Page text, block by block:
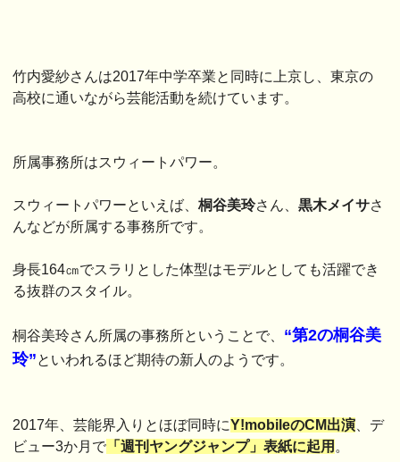
竹内愛紗さんは2017年中学卒業と同時に上京し、東京の
高校に通いながら芸能活動を続けています。
所属事務所はスウィートパワー。
スウィートパワーといえば、桐谷美玲さん、黒木メイサさ
んなどが所属する事務所です。
身長164㎝でスラリとした体型はモデルとしても活躍でき
る抜群のスタイル。
桐谷美玲さん所属の事務所ということで、 “第2の桐谷美
玲”といわれるほど期待の新人のようです。
2017年、芸能界入りとほぼ同時にY!mobileのCM出演 、デ
ビュー3か月で 「週刊ヤングジャンプ」表紙に起用 。